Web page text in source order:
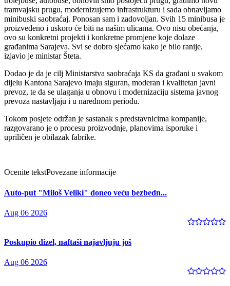
tramvajsku prugu, modernizujemo infrastrukturu i sada obnavljamo
minibuski saobraćaj. Ponosan sam i zadovoljan. Svih 15 minibusa je
proizvedeno i uskoro će biti na našim ulicama. Ovo nisu obećanja,
ovo su konkretni projekti i konkretne promjene koje dolaze
građanima Sarajeva. Svi se dobro sjećamo kako je bilo ranije,
izjavio je ministar Šteta.
Dodao je da je cilj Ministarstva saobraćaja KS da građani u svakom
dijelu Kantona Sarajevo imaju siguran, moderan i kvalitetan javni
prevoz, te da se ulaganja u obnovu i modernizaciju sistema javnog
prevoza nastavljaju i u narednom periodu.
Tokom posjete održan je sastanak s predstavnicima kompanije,
razgovarano je o procesu proizvodnje, planovima isporuke i
upriličen je obilazak fabrike.
Ocenite tekstPovezane informacije
Auto-put "Miloš Veliki" doneo veću bezbedn...
Aug 06 2026
Poskupio dizel, naftaši najavljuju još
Aug 06 2026